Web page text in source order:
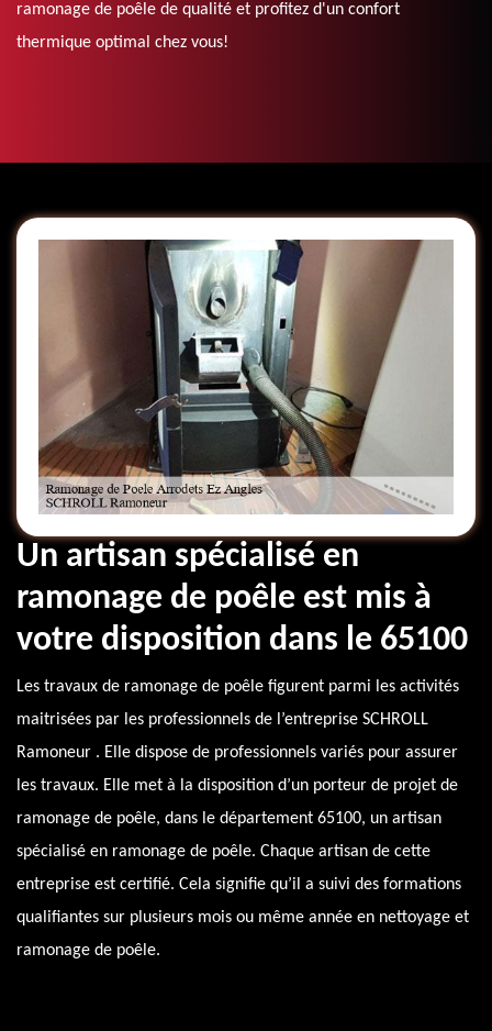
ramonage de poêle de qualité et profitez d'un confort
thermique optimal chez vous!
Un artisan spécialisé en
ramonage de poêle est mis à
votre disposition dans le 65100
Les travaux de ramonage de poêle figurent parmi les activités
maitrisées par les professionnels de l’entreprise SCHROLL
Ramoneur . Elle dispose de professionnels variés pour assurer
les travaux. Elle met à la disposition d’un porteur de projet de
ramonage de poêle, dans le département 65100, un artisan
spécialisé en ramonage de poêle. Chaque artisan de cette
entreprise est certifié. Cela signifie qu’il a suivi des formations
qualifiantes sur plusieurs mois ou même année en nettoyage et
ramonage de poêle.